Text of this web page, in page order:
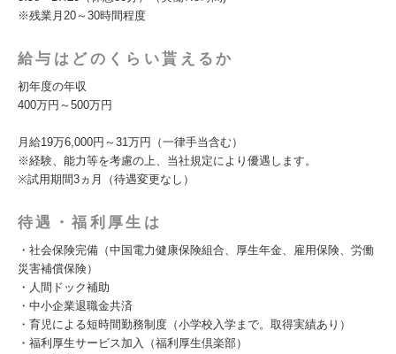
※残業月20～30時間程度
給与はどのくらい貰えるか
初年度の年収
400万円～500万円
月給19万6,000円～31万円（一律手当含む）
※経験、能力等を考慮の上、当社規定により優遇します。
※試用期間3ヵ月（待遇変更なし）
待遇・福利厚生は
・社会保険完備（中国電力健康保険組合、厚生年金、雇用保険、労働
災害補償保険）
・人間ドック補助
・中小企業退職金共済
・育児による短時間勤務制度（小学校入学まで。取得実績あり）
・福利厚生サービス加入（福利厚生倶楽部）